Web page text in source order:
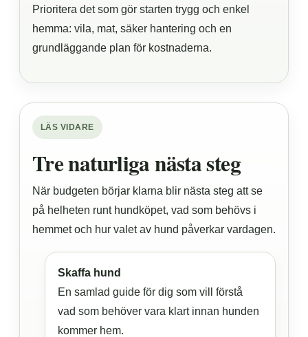
Prioritera det som gör starten trygg och enkel
hemma: vila, mat, säker hantering och en
grundläggande plan för kostnaderna.
LÄS VIDARE
Tre naturliga nästa steg
När budgeten börjar klarna blir nästa steg att se
på helheten runt hundköpet, vad som behövs i
hemmet och hur valet av hund påverkar vardagen.
Skaffa hund
En samlad guide för dig som vill förstå
vad som behöver vara klart innan hunden
kommer hem.